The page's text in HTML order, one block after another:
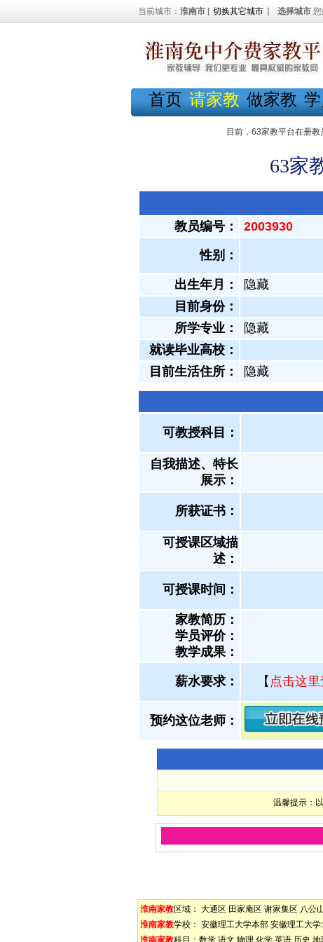
当前城市： 淮南市 [ 切换其它城市 ] 选择城市
首页 请家教 做家教
目前，63家教平台在册教
63家
教员编号： 2003930
性别：
出生年月：
隐藏
目前身份：
所学专业：
隐藏
就读毕业高校：
目前生活住所：
隐藏
可教授科目：
自我描述、特长
展示 ：
所获证书 ：
可授课区域描
述：
可授课时间：
家教简历：
学员评价：
教学成果：
薪水要求： 【 点击这
预约这位老师：
温馨提示：
淮南家教区域： 大通区 田家庵区 谢家集区 八公
淮南家教学校： 安徽理工大学本部 安徽理工大学
淮南家教科目： 数学 语文 物理 化学 英语 历史 地